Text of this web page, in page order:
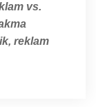
vs.
reklam